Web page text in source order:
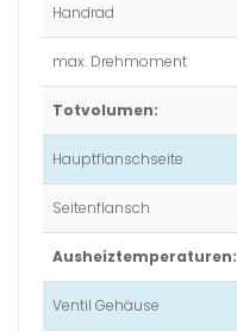
Handrad
max. Drehmoment
Totvolumen:
Hauptflanschseite
Seitenflansch
Ausheiztemperaturen:
Ventil Gehäuse